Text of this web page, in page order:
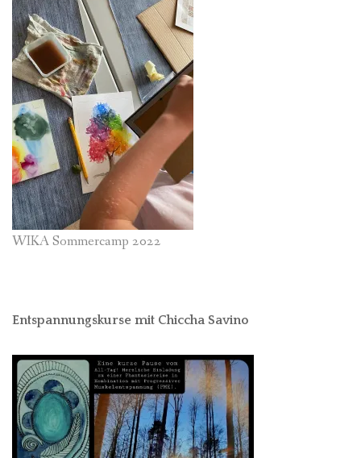
WIKA Sommercamp 2022
Entspannungskurse mit Chiccha Savino